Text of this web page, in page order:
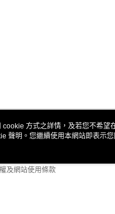
我們
及網站使用條款
方式之詳情，及若您不希
聲明。您繼續使用本網站即表示